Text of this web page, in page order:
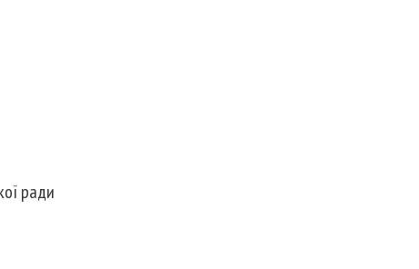
ради